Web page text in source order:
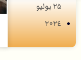
۲۵ يوليو
۲۰۲٤